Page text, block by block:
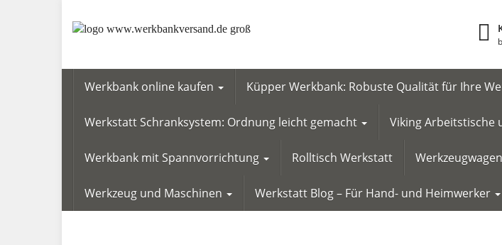
Werkbank online kaufen Küpper Werkbank: Robuste Qualität für Ihre
Werkstatt Schranksystem: Ordnung leicht gemacht Viking Arbeitstische
Werkbank mit Spannvorrichtung Rolltisch Werkstatt Werkzeugwagen
Werkzeug und Maschinen Werkstatt Blog – Für Hand- und Heimwerker